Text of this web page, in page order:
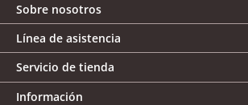
Sobre nosotros
Línea de asistencia
Servicio de tienda
Información